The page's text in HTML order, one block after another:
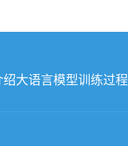
大语言模型训练过程